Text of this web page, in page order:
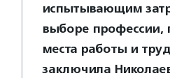
испытывающим
выборе профессии,
места работы и
заключила